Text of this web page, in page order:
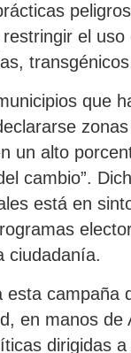
el
que
un alto
cambio”.
está en
ciudadanía.
campaña
en manos de
dirigidas